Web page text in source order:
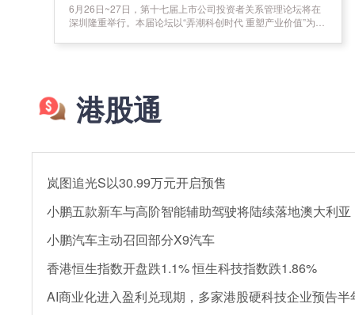
6月26日~27日，第十七届上市公司投资者关系管理论坛将在
深圳隆重举行。本届论坛以“弄潮科创时代 重塑产业价值”为主
港股通
岚图追光S以30.99万元开启预售
小鹏五款新车与高阶智能辅助驾驶将陆续落地澳大利亚
小鹏汽车主动召回部分X9汽车
香港恒生指数开盘跌1.1% 恒生科技指数跌1.86%
AI商业化进入盈利兑现期，多家港股硬科技企业预告半